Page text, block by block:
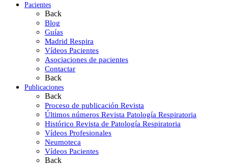
Pacientes
Back
Blog
Guías
Madrid Respira
Vídeos Pacientes
Asociaciones de pacientes
Contactar
Back
Publicaciones
Back
Proceso de publicación Revista
Últimos números Revista Patología Respiratoria
Histórico Revista de Patología Respiratoria
Vídeos Profesionales
Neumoteca
Vídeos Pacientes
Back